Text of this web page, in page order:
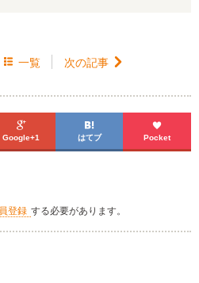
 一覧 次の記事 

Google+1

はてブ

Pocket
登録 する必要があります。